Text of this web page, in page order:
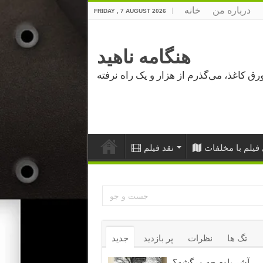
FRIDAY , 7 AUGUST 2026 خانه درباره من
هنگامه ناهید
نقد فیلم با مخلفات
جدید پر بازدید نظرات تگ ها